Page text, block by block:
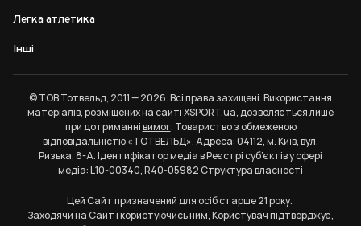
Легка атлетика
Інші
© ТОВ Тотвельд, 2011 — 2026. Всі права захищені. Використання
матеріалів, розміщених на сайті XSPORT.ua, дозволяється лише
при дотриманнівимог. Товариство з обмеженою
відповідальністю «ТОТВЕЛЬД». Адреса: 04112, м. Київ, вул.
Ризька, 8-А. Ідентифікатор медіа в Реєстрі суб’єктів у сфері
медіа: L10-00340, R40-05982Структура власності
Цей Сайт призначений для осіб старше 21 року.
Заходячи на Сайт і користуючись ним, Користувач підтверджує,